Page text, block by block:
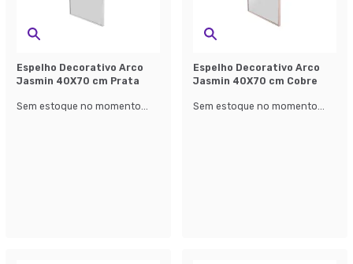
Espelho Decorativo Arco
Jasmin 40X70 cm Prata
Sem estoque no momento...
Espelho Decorativo Arco
Jasmin 40X70 cm Cobre
Sem estoque no momento...